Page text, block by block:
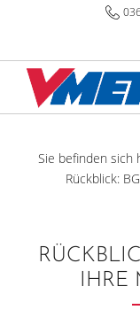
Sie befinden sich
Rückblick:
IHRE